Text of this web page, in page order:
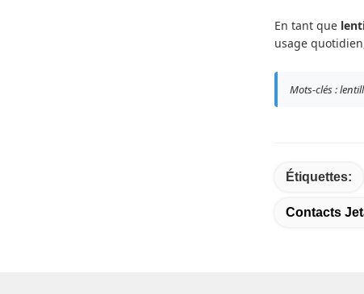
En tant que
usage
Mots-clés :
Étiquettes:
Contacts